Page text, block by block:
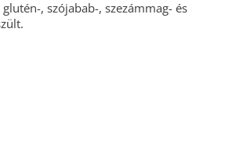
, szójabab-, szezámmag- és